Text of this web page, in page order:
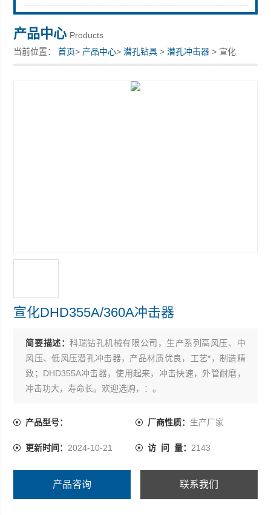
产品中心 Products
当前位置：首页> 产品中心>潜孔钻具 >潜孔冲击器 > 宣化
DHD355A/360A冲击器
宣化DHD355A/360A冲击器
简要描述：科瑞钻孔机械有限公司，生产系列高风压、中
风压、低风压潜孔冲击器，产品材质优良，工艺*，制造精
致；DHD355A冲击器，使用起来，冲击快速，外管耐磨，
冲击功大，寿命长。欢迎选购，：。
产品型号： 厂商性质： 生产厂家
更新时间： 2024-10-21 访 问 量： 2143
产品咨询 联系我们